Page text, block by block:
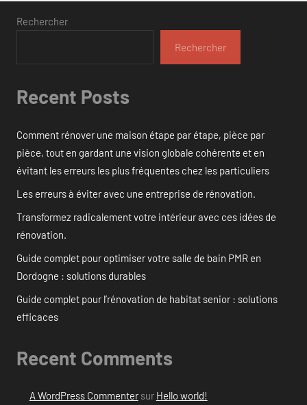
Rechercher
Rechercher
Recent Posts
Comment rénover une maison étape par étape, pièce par
pièce, tout en gardant une vision globale cohérente et en
évitant les erreurs les plus fréquentes chez les particuliers
Les erreurs à éviter avec une entreprise de rénovation.
Transformez radicalement votre intérieur avec ces idées de
rénovation.
Guide complet pour optimiser votre salle de bain PMR en
Dordogne : solutions durables
Guide complet pour l’rénovation de habitat senior : solutions
efficaces
Recent Comments
A WordPress Commentersur Hello world!